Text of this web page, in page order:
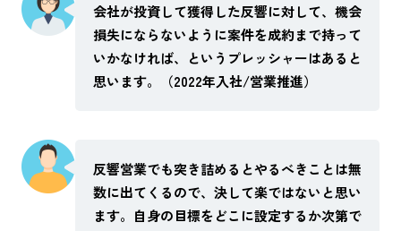
会社が投資して獲得した反響に対して、機会
損失にならないように案件を成約まで持って
いかなければ、というプレッシャーはあると
思います。（2022年入社/営業推進）
反響営業でも突き詰めるとやるべきことは無
数に出てくるので、決して楽ではないと思い
ます。自身の目標をどこに設定するか次第で